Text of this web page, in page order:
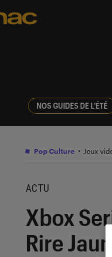
NOS GUIDES DE L'ÉTÉ
Pop Culture Jeux
ACTU
Xbox
Rire